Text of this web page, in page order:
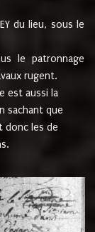
du lieu, sous le
le patronnage
rugent.
est aussi la
sachant que
donc les de